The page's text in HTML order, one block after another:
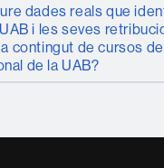
dades reals que
i les seves
contingut de cursos
de la UAB?